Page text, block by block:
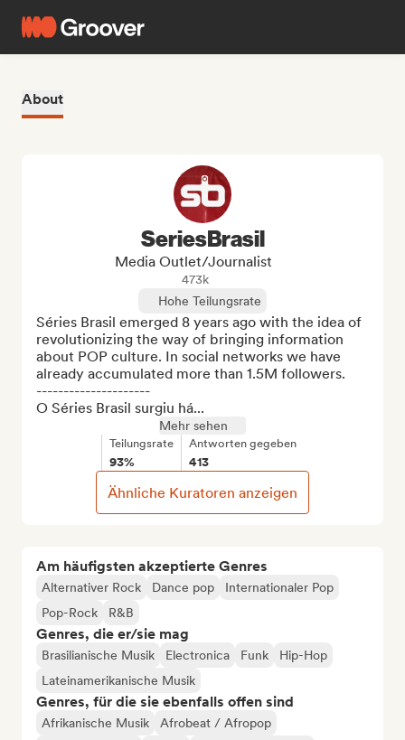
About
Am häufigsten akzeptierte Genres
Alternativer Rock Dance pop
Internationaler Pop
Pop-Rock
R&B
Genres, die er/sie mag
Brasilianische Musik Electronica Funk
Hip-Hop
Lateinamerikanische Musik
Genres, für die sie ebenfalls offen sind
Afrikanische Musik
Afrobeat / Afropop
SeriesBrasil
Media Outlet/Journalist
473k
Hohe Teilungsrate
Séries Brasil emerged 8 years ago with the idea of ​​
revolutionizing the way of bringing information
about POP culture. In social networks we have
already accumulated more than 1.5M followers.
---------------------
O Séries Brasil surgiu há...
Mehr sehen
Teilungsrate
93%
Antworten gegeben
413
Ähnliche Kuratoren anzeigen